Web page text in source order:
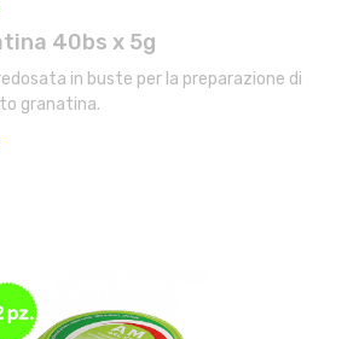
40bs x 5g
in buste per la preparazione di
granatina.